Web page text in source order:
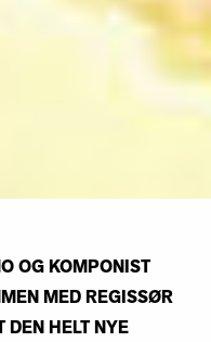
OG KOMPONIST
MED REGISSØR
DEN HELT NYE